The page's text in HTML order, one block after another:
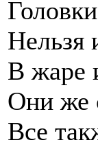
Нельзя
В жаре
Они же
Все